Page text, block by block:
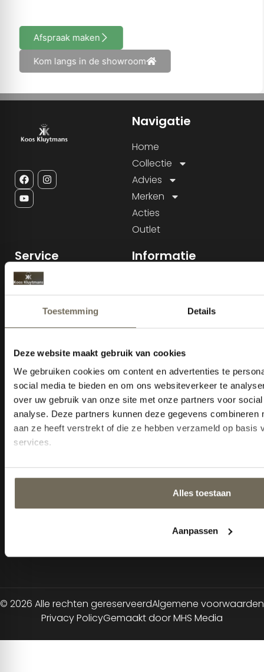
Afspraak maken
Kom langs in de showroom
Navigatie
Home
Collectie
Advies
Merken
Acties
Outlet
Service
Sitemap
Cookiebeleid
Informatie
BTW nr: NL800343232B01
Tel: 013-5284815
Openingstijden
Maandag:Gesloten
Dinsdag t/m vrijdag:10:00 -
18:00 uur
Zaterdag:10:00 - 17:00 uur
Zondag:Gesloten m.u.v.
koopzondagen
© 2026 Alle rechten gereserveerdAlgemene voorwaarden
Privacy PolicyGemaakt door MHS Media